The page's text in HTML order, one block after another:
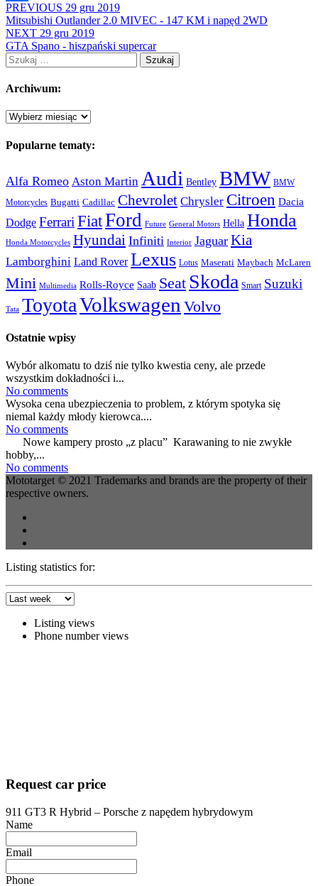
Share
PREVIOUS 29 gru 2019
Mitsubishi Outlander 2.0 MIVEC - 147 KM i napęd 2WD
NEXT 29 gru 2019
GTA Spano - hiszpański supercar
Szukaj:
Archiwum:
Archiwum:
Popularne tematy:
Alfa Romeo Aston Martin Audi Bentley BMW BMW
Motorcycles Bugatti Cadillac Chevrolet Chrysler Citroen Dacia
Dodge Ferrari FiatFord Future General Motors Hella Honda
Honda Motorcycles Hyundai Infiniti Interior Jaguar Kia
Lamborghini Land Rover Lexus Lotus Maserati Maybach McLaren
Mini Multimedia Rolls-Royce Saab Seat Skoda Smart Suzuki
Tata ToyotaVolkswagen Volvo
Ostatnie wpisy
Wybór alkomatu to dziś nie tylko kwestia ceny, ale przede
wszystkim dokładności i...
No comments
Wysoka cena ubezpieczenia to problem, z którym spotyka się
niemal każdy młody kierowca....
No comments
Nowe kampery prosto „z placu” Karawaning to nie zwykłe
hobby,...
No comments
Mototarget © 2021 Trademarks and brands are the property of their
respective owners.
Listing statistics for:
Listing views
Phone number views
Request car price
911 GT3 R Hybrid – Porsche z napędem hybrydowym
Name
Email
Phone